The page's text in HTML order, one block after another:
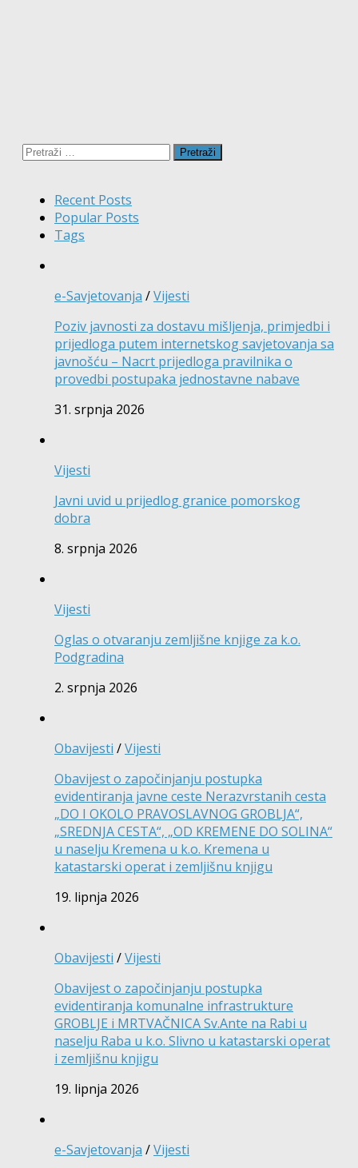
Pretraži:
Recent Posts
Popular Posts
Tags
e-Savjetovanja /Vijesti
Poziv javnosti za dostavu mišljenja, primjedbi i
prijedloga putem internetskog savjetovanja sa
javnošću – Nacrt prijedloga pravilnika o
provedbi postupaka jednostavne nabave
31. srpnja 2026
Vijesti
Javni uvid u prijedlog granice pomorskog
dobra
8. srpnja 2026
Vijesti
Oglas o otvaranju zemljišne knjige za k.o.
Podgradina
2. srpnja 2026
Obavijesti /Vijesti
Obavijest o započinjanju postupka
evidentiranja javne ceste Nerazvrstanih cesta
„DO I OKOLO PRAVOSLAVNOG GROBLJA“,
„SREDNJA CESTA“, „OD KREMENE DO SOLINA“
u naselju Kremena u k.o. Kremena u
katastarski operat i zemljišnu knjigu
19. lipnja 2026
Obavijesti /Vijesti
Obavijest o započinjanju postupka
evidentiranja komunalne infrastrukture
GROBLJE i MRTVAČNICA Sv.Ante na Rabi u
naselju Raba u k.o. Slivno u katastarski operat
i zemljišnu knjigu
19. lipnja 2026
e-Savjetovanja /Vijesti